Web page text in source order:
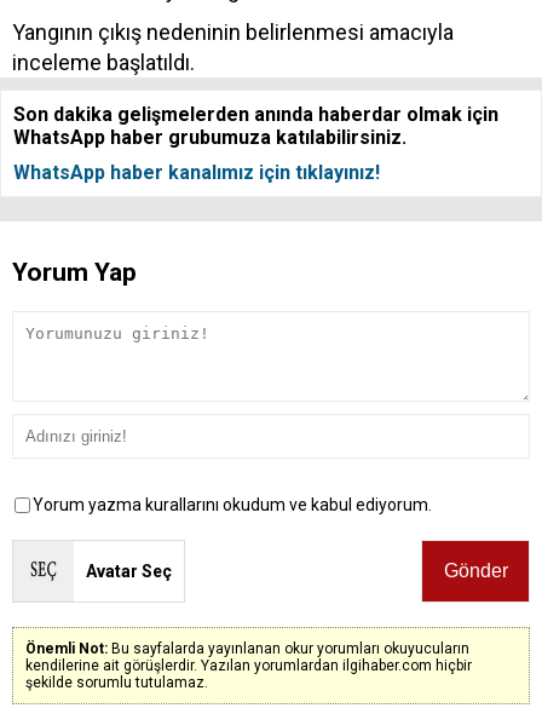
Yangının çıkış nedeninin belirlenmesi amacıyla
inceleme başlatıldı.
Son dakika gelişmelerden anında haberdar olmak için
WhatsApp haber grubumuza katılabilirsiniz.
WhatsApp haber kanalımız için tıklayınız!
Yorum Yap
Yorum yazma kurallarını okudum ve kabul ediyorum.
Avatar Seç
Önemli Not: Bu sayfalarda yayınlanan okur yorumları okuyucuların
kendilerine ait görüşlerdir. Yazılan yorumlardan ilgihaber.com hiçbir
şekilde sorumlu tutulamaz.